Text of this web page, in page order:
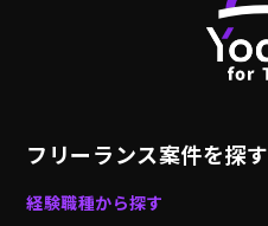
フリーランス案件を探す
経験職種から探す